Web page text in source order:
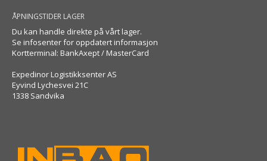
ÅPNINGSTIDER LAGER
Du kan handle direkte på vårt lager.
Se infosenter for oppdatert informasjon
Kortterminal: BankAxept / MasterCard
Expedinor Logistikksenter AS
Eyvind Lychesvei 21C
1338 Sandvika